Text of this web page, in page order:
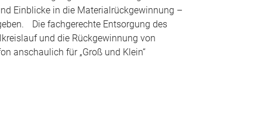
Einblicke in die Materialrückgewinnung –
Die fachgerechte Entsorgung des
und die Rückgewinnung von
anschaulich für „Groß und Klein“